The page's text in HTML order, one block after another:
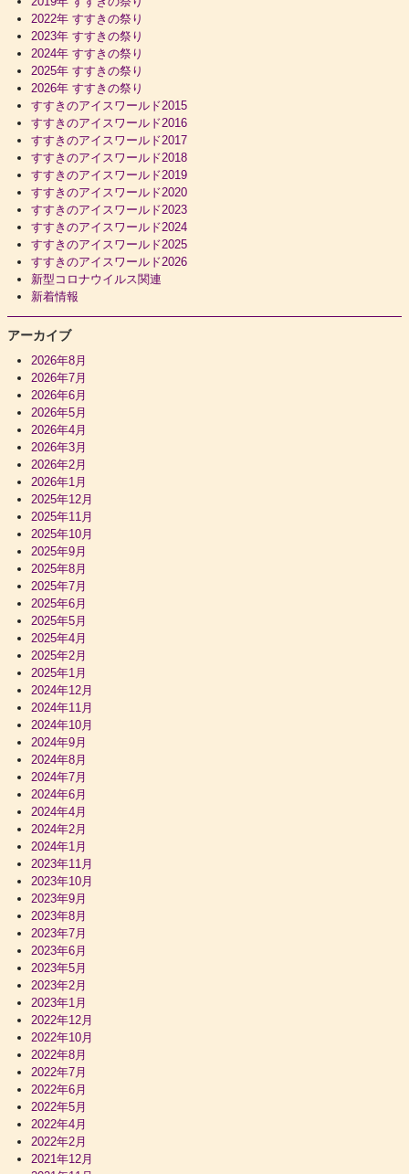
2022年 すすきの祭り
2023年 すすきの祭り
2024年 すすきの祭り
2025年 すすきの祭り
2026年 すすきの祭り
すすきのアイスワールド2015
すすきのアイスワールド2016
すすきのアイスワールド2017
すすきのアイスワールド2018
すすきのアイスワールド2019
すすきのアイスワールド2020
すすきのアイスワールド2023
すすきのアイスワールド2024
すすきのアイスワールド2025
すすきのアイスワールド2026
新型コロナウイルス関連
新着情報
アーカイブ
2026年8月
2026年7月
2026年6月
2026年5月
2026年4月
2026年3月
2026年2月
2026年1月
2025年12月
2025年11月
2025年10月
2025年9月
2025年8月
2025年7月
2025年6月
2025年5月
2025年4月
2025年2月
2025年1月
2024年12月
2024年11月
2024年10月
2024年9月
2024年8月
2024年7月
2024年6月
2024年4月
2024年2月
2024年1月
2023年11月
2023年10月
2023年9月
2023年8月
2023年7月
2023年6月
2023年5月
2023年2月
2023年1月
2022年12月
2022年10月
2022年8月
2022年7月
2022年6月
2022年5月
2022年4月
2022年2月
2021年12月